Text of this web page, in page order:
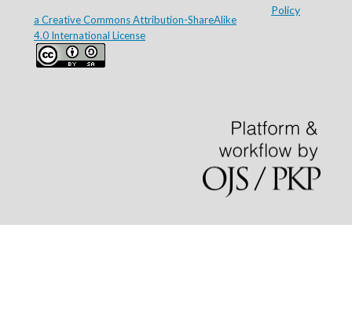
a Creative Commons Attribution-ShareAlike
4.0 International License
Policy